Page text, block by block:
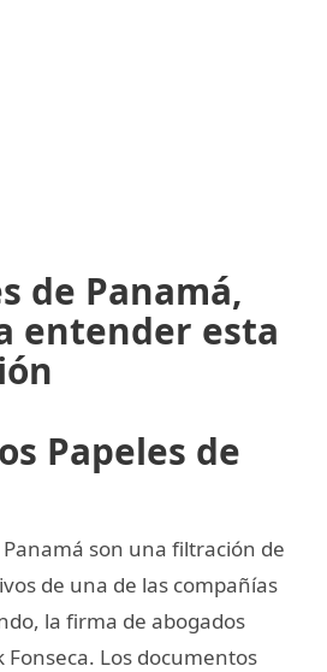
de Panamá,
entender esta
Papeles de
son una filtración de
de una de las compañías
la firma de abogados
Los documentos